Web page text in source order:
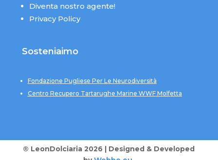
Diventa nostro agente!
Privacy Policy
Sosteniaimo
Fondazione Pugliese Per Le Neurodiversità
Centro Recupero Tartarughe Marine WWF Molfetta
® LeonDolciaria 2026 | Designed & Developed